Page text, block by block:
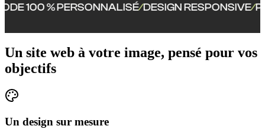
% PERSONNALISÉ/DESIGN RESPONSIVE/
Un site web à votre image, pensé pour vos
objectifs
Un design sur mesure